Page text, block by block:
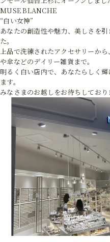
MUSE BLANCHE
“白い女神”
あなたの創造性や魅力、美しさを
た。
上品で洗練されたアクセサリーか
や傘などのデイリー雑貨まで。
明るく白い店内で、あなたらしく
ます。
みなさまのお越しをお待ちしており